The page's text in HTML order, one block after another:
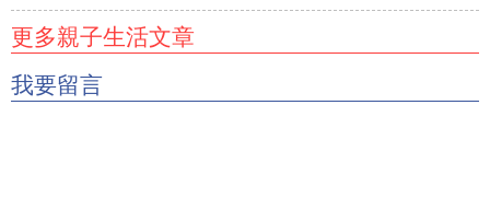
更多親子生活文章
我要留言